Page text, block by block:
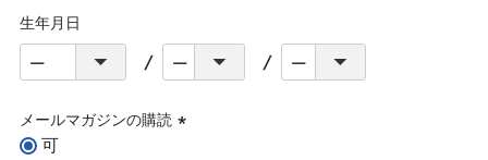
生年月日
メールマガジンの購読
可